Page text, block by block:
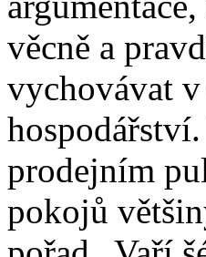
věcně a
vychovávat
prodejním
pokojů